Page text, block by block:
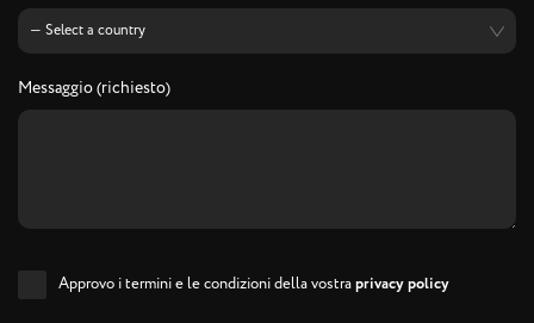
Messaggio (richiesto)
Approvo i termini e le condizioni della vostraprivacy policy